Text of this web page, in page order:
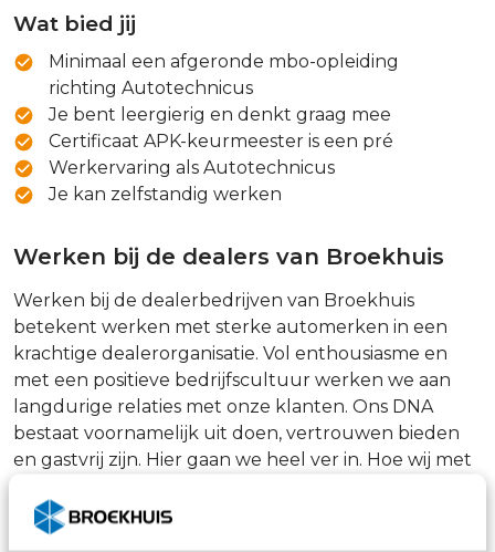
Wat bied jij
Minimaal een afgeronde mbo-opleiding
richting Autotechnicus
Je bent leergierig en denkt graag mee
Certificaat APK-keurmeester is een pré
Werkervaring als Autotechnicus
Je kan zelfstandig werken
Werken bij de dealers van Broekhuis
Werken bij de dealerbedrijven van Broekhuis
betekent werken met sterke automerken in een
krachtige dealerorganisatie. Vol enthousiasme en
met een positieve bedrijfscultuur werken we aan
langdurige relaties met onze klanten. Ons DNA
bestaat voornamelijk uit doen, vertrouwen bieden
en gastvrij zijn. Hier gaan we heel ver in. Hoe wij met
onderscheidend vermogen. Reken bij ons op een
prettige werkplek, een aanstekelijke sfeer en